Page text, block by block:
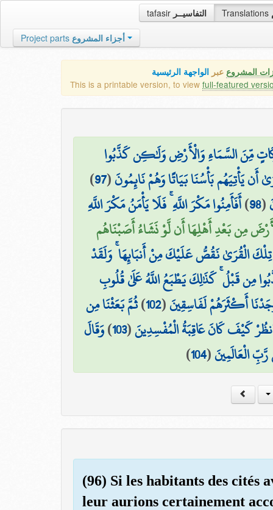
tafasir التفاسيــر Translations
Project parts أجزاء المشروع
المشروع عبر الواجهة الرئيسية
This is a printable version, to view full-featured
مِّنَ السَّمَاءِ وَالْأَرْضِ وَلَٰكِن كَذَّبُوا
أَن يَأْتِيَهُم بَأْسُنَا بَيَاتًا وَهُمْ نَائِمُونَ(
97
)
(
98
)أَفَأَمِنُوا مَكْرَ اللَّهِ ۚ فَلَا يَأْمَنُ مَكْرَ اللَّهِ
مِن بَعْدِ أَهْلِهَا أَن لَّوْ نَشَاءُ أَصَبْنَاهُم
تِلْكَ الْقُرَىٰ نَقُصُّ عَلَيْكَ مِنْ أَنبَائِهَا ۚ وَلَقَدْ
مِن قَبْلُ ۚ كَذَٰلِكَ يَطْبَعُ اللَّهُ عَلَىٰ قُلُوبِ
أَكْثَرَهُمْ لَفَاسِقِينَ(
102
)ثُمَّ بَعَثْنَا مِن
كَيْفَ كَانَ عَاقِبَةُ الْمُفْسِدِينَ(
103
)وَقَالَ
الْعَالَمِينَ(
104
)
(96) Si les habitants des cités
leur aurions certainement